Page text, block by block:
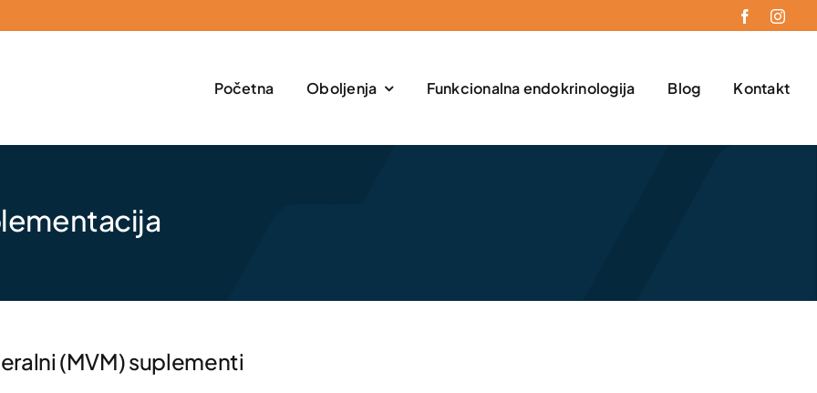
Početna
Oboljenja Funkcionalna endokrinologija Blog Kontakt
(MVM) suplementi